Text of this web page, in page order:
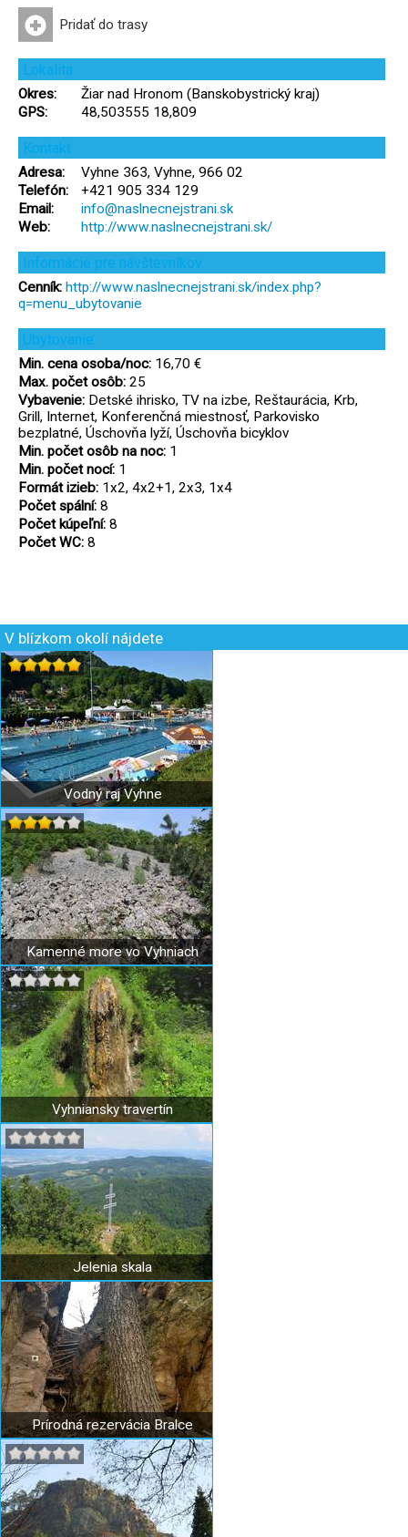
Pridať do trasy
Lokalita
Okres:
Žiar nad Hronom (Banskobystrický kraj)
GPS:
48,503555 18,809
Kontakt
Adresa:
Vyhne 363, Vyhne, 966 02
Telefón:
+421 905 334 129
Email:
info@naslnecnejstrani.sk
Web:
http://www.naslnecnejstrani.sk/
Informácie pre návštevníkov
Cenník: http://www.naslnecnejstrani.sk/index.php?
q=menu_ubytovanie
Ubytovanie
Min. cena osoba/noc: 16,70 €
Max. počet osôb: 25
Vybavenie: Detské ihrisko, TV na izbe, Reštaurácia, Krb,
Grill, Internet, Konferenčná miestnosť, Parkovisko
bezplatné, Úschovňa lyží, Úschovňa bicyklov
Min. počet osôb na noc: 1
Min. počet nocí: 1
Formát izieb: 1x2, 4x2+1, 2x3, 1x4
Počet spální: 8
Počet kúpeľní: 8
Počet WC: 8
V blízkom okolí nájdete
Vodný raj Vyhne
Kamenné more vo Vyhniach
Vyhniansky travertín
Jelenia skala
Prírodná rezervácia Bralce